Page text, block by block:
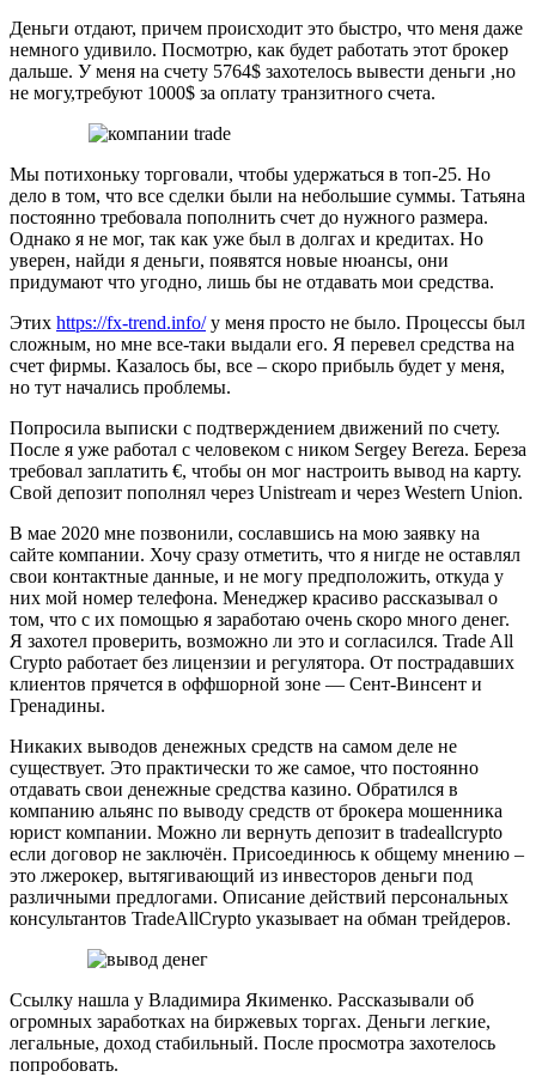
Деньги отдают, причем происходит это быстро, что меня даже
немного удивило. Посмотрю, как будет работать этот брокер
дальше. У меня на счету 5764$ захотелось вывести деньги ,но
не могу,требуют 1000$ за оплату транзитного счета.
Мы потихоньку торговали, чтобы удержаться в топ-25. Но
дело в том, что все сделки были на небольшие суммы. Татьяна
постоянно требовала пополнить счет до нужного размера.
Однако я не мог, так как уже был в долгах и кредитах. Но
уверен, найди я деньги, появятся новые нюансы, они
придумают что угодно, лишь бы не отдавать мои средства.
Этих https://fx-trend.info/у меня просто не было. Процессы был
сложным, но мне все-таки выдали его. Я перевел средства на
счет фирмы. Казалось бы, все – скоро прибыль будет у меня,
но тут начались проблемы.
Попросила выписки с подтверждением движений по счету.
После я уже работал с человеком с ником Sergey Bereza. Береза
требовал заплатить €, чтобы он мог настроить вывод на карту.
Свой депозит пополнял через Unistream и через Western Union.
В мае 2020 мне позвонили, сославшись на мою заявку на
сайте компании. Хочу сразу отметить, что я нигде не оставлял
свои контактные данные, и не могу предположить, откуда у
них мой номер телефона. Менеджер красиво рассказывал о
том, что с их помощью я заработаю очень скоро много денег.
Я захотел проверить, возможно ли это и согласился. Trade All
Crypto работает без лицензии и регулятора. От пострадавших
клиентов прячется в оффшорной зоне — Сент-Винсент и
Гренадины.
Никаких выводов денежных средств на самом деле не
существует. Это практически то же самое, что постоянно
отдавать свои денежные средства казино. Обратился в
компанию альянс по выводу средств от брокера мошенника
юрист компании. Можно ли вернуть депозит в tradeallcrypto
если договор не заключён. Присоединюсь к общему мнению –
это лжерокер, вытягивающий из инвесторов деньги под
различными предлогами. Описание действий персональных
консультантов TradeAllCrypto указывает на обман трейдеров.
Ссылку нашла у Владимира Якименко. Рассказывали об
огромных заработках на биржевых торгах. Деньги легкие,
легальные, доход стабильный. После просмотра захотелось
попробовать.